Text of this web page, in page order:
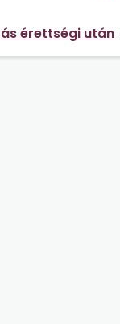
érettségi után